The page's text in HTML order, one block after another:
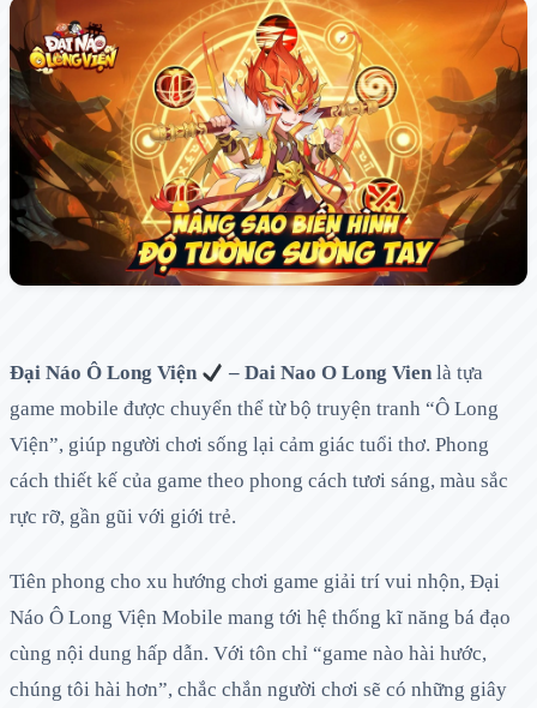
Đại Náo Ô Long Viện – Dai Nao O Long Vien là tựa
game mobile được chuyển thể từ bộ truyện tranh “Ô Long
Viện”, giúp người chơi sống lại cảm giác tuổi thơ. Phong
cách thiết kế của game theo phong cách tươi sáng, màu sắc
rực rỡ, gần gũi với giới trẻ.
Tiên phong cho xu hướng chơi game giải trí vui nhộn, Đại
Náo Ô Long Viện Mobile mang tới hệ thống kĩ năng bá đạo
cùng nội dung hấp dẫn. Với tôn chỉ “game nào hài hước,
chúng tôi hài hơn”, chắc chắn người chơi sẽ có những giây